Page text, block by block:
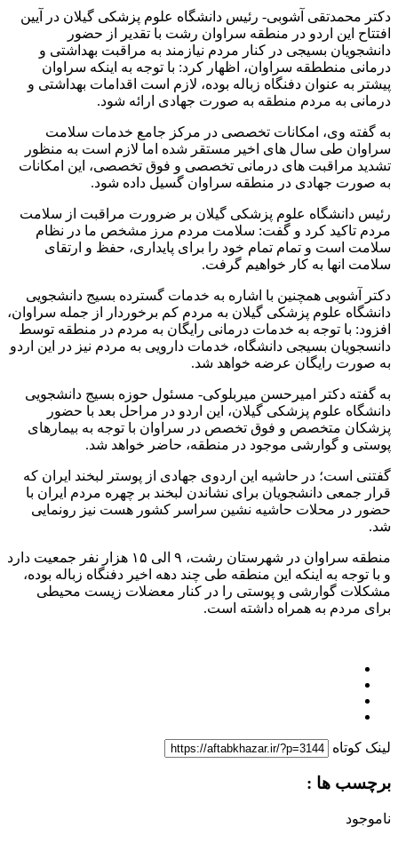
دکتر محمدتقی آشوبی- رئیس دانشگاه علوم پزشکی گیلان در آیین
افتتاح این اردو در منطقه سراوان رشت با تقدیر از حضور
دانشجویان بسیجی در کنار مردم نیازمند به مراقبت بهداشتی و
درمانی منططقه سراوان، اظهار کرد: با توجه به اینکه سراوان
پیشتر به عنوان دفنگاه زباله بوده، لازم است اقدامات بهداشتی و
درمانی به مردم منطقه به صورت جهادی ارائه شود.
به گفته وی، امکانات تخصصی در مرکز جامع خدمات سلامت
سراوان طی سال های اخیر مستقر شده اما لازم است به منظور
تشدید مراقبت های درمانی تخصصی و فوق تخصصی، این امکانات
به صورت جهادی در منطقه سراوان گسیل داده شود.
رئیس دانشگاه علوم پزشکی گیلان بر ضرورت مراقبت از سلامت
مردم تاکید کرد و گفت: سلامت مردم مرز مشخص ما در نظام
سلامت است و تمام تمام خود را برای پایداری، حفظ و ارتقای
سلامت انها به کار خواهیم گرفت.
دکتر آشوبی همچنین با اشاره به خدمات گسترده بسیج دانشجویی
دانشگاه علوم پزشکی گیلان به مردم کم برخوردار از جمله سراوان،
افزود: با توجه به خدمات درمانی رایگان به مردم در منطقه توسط
دانسجویان بسیجی دانشگاه، خدمات دارویی به مردم نیز در این اردو
به صورت رایگان عرضه خواهد شد.
به گفته دکتر امیرحسن میربلوکی- مسئول حوزه بسیج دانشجویی
دانشگاه علوم پزشکی گیلان، این اردو در مراحل بعد با حضور
پزشکان متخصص و فوق تخصص در سراوان با توجه به بیمارهای
پوستی و گوارشی موجود در منطقه، حاضر خواهد شد.
گفتنی است؛ در حاشیه این اردوی جهادی از پوستر لبخند ایران که
قرار جمعی دانشجویان برای نشاندن لبخند بر چهره مردم ایران با
حضور در محلات حاشیه نشین سراسر کشور هست نیز رونمایی
شد.
منطقه سراوان در شهرستان رشت، ۹ الی ۱۵ هزار نفر جمعیت دارد
و با توجه به اینکه این منطقه طی چند دهه اخیر دفنگاه زباله بوده،
مشکلات گوارشی و پوستی را در کنار معضلات زیست محیطی
برای مردم به همراه داشته است.
لینک کوتاه
برچسب ها :
ناموجود